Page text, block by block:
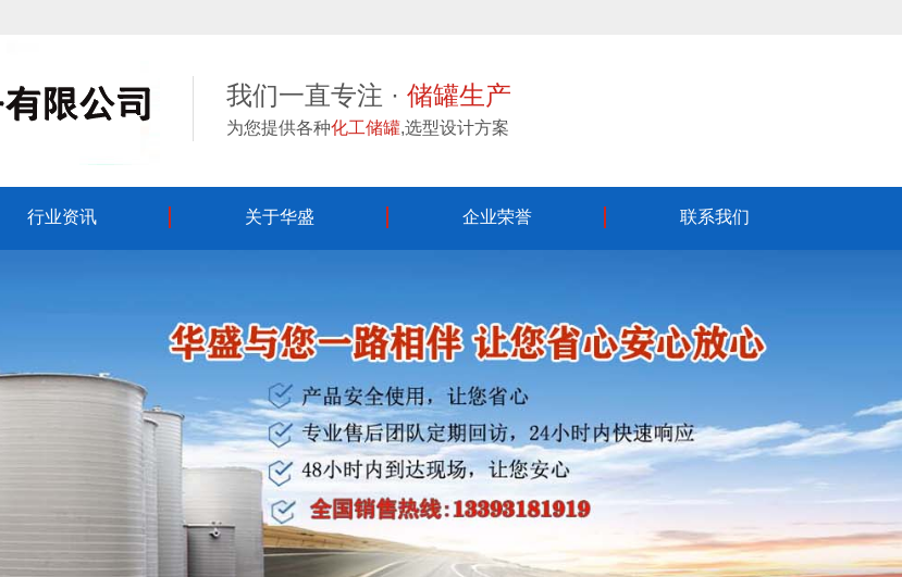
我们一直专注 · 储罐生产
为您提供各种化工储罐,选型设计方案
133-9318-1919
行业资讯 关于华盛 企业荣誉 联系我们